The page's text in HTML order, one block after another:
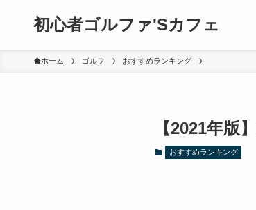
初心者ゴルファ'Sカフェ
ホーム ゴルフ おすすめランキング
【2021年版
おすすめランキング